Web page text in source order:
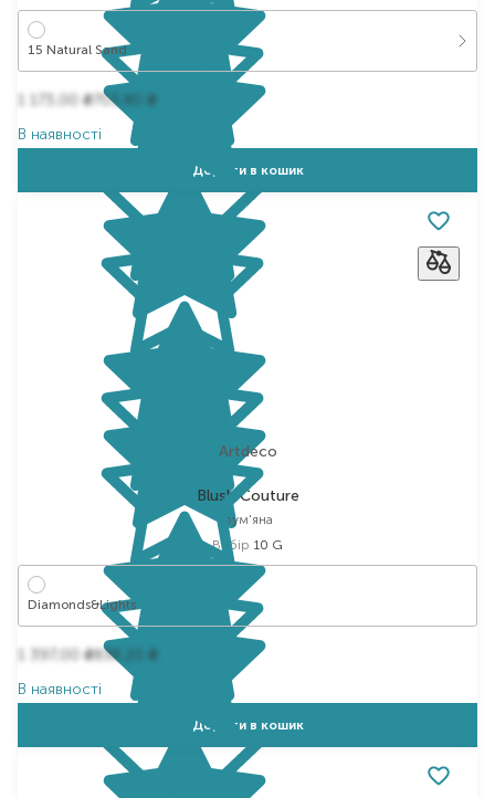
15 Natural Sand
1 173,00₴ 703,80
₴
В наявності
Додати в кошик
Artdeco
Blush Couture
рум'яна
Вибір 10 G
Diamonds&Lights
1 397,00₴838,20
₴
В наявності
Додати в кошик